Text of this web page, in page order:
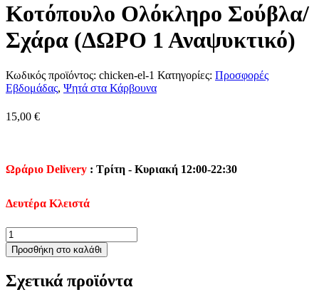
Κοτόπουλο Ολόκληρο Σούβλα/
Σχάρα (ΔΩΡΟ 1 Αναψυκτικό)
Κωδικός προϊόντος: chicken-el-1 Κατηγορίες: Προσφορές
Εβδομάδας, Ψητά στα Κάρβουνα
15,00 €
Ωράριο Delivery : Τρίτη - Κυριακή 12:00-22:30
Δευτέρα Κλειστά
Κοτόπουλο
Ολόκληρο
Σούβλα/
(ΔΩΡΟ
Προσθήκη στο καλάθι
Σχετικά προϊόντα